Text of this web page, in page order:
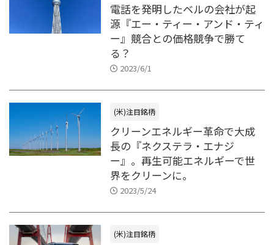
電話を発明したベルの会社が起
源『エー・ティー・アンド・ティ
ー』競合との価格競争で勝て
る？
2023/6/1
(米)注目銘柄
クリーンエネルギー革命で大成
長の『ネクステラ・エナジ
ー』。再生可能エネルギーで世
界をクリーンに。
2023/5/24
(米)注目銘柄